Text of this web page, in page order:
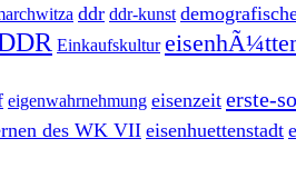
ddr ddr-kunst
Einkaufskultur
eigenwahrnehmung eisenzeit erste-
des WK VII eisenhuettenstadt